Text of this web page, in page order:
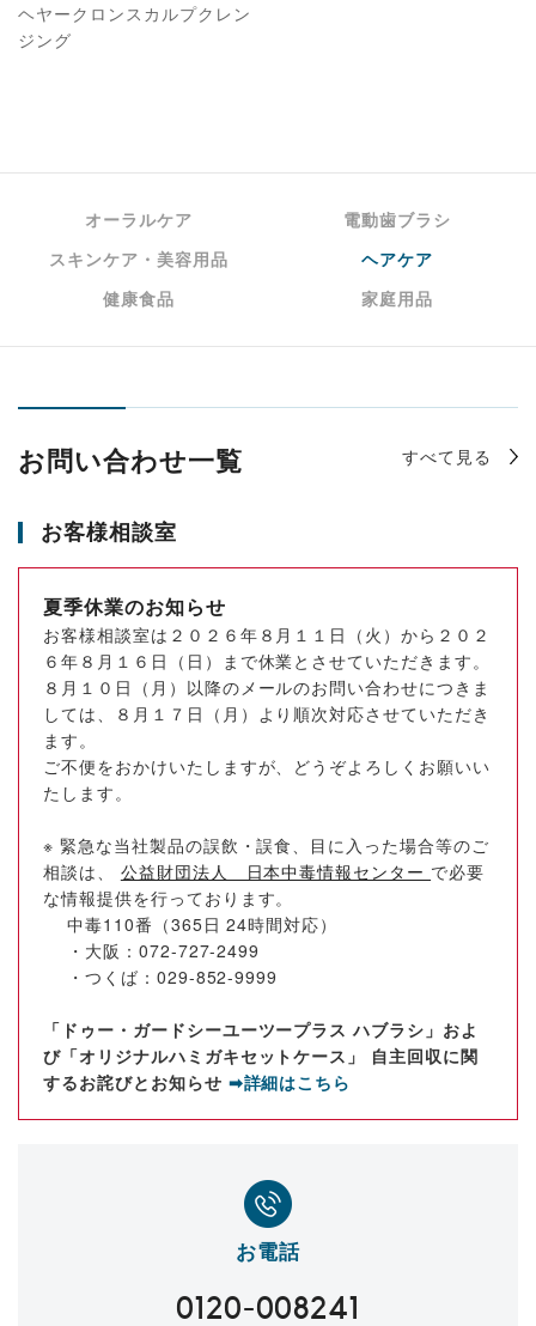
ヘヤークロンスカルプクレン
ジング
オーラルケア 電動歯ブラシ
スキンケア・美容用品 ヘアケア
健康食品 家庭用品
お問い合わせ一覧 すべて見る
お客様相談室
夏季休業のお知らせ
お客様相談室は２０２６年８月１１日（火）から２０２
６年８月１６日（日）まで休業とさせていただきます。
８月１０日（月）以降のメールのお問い合わせにつきま
しては、８月１７日（月）より順次対応させていただき
ます。
ご不便をおかけいたしますが、どうぞよろしくお願いい
たします。
※ 緊急な当社製品の誤飲・誤食、目に入った場合等のご
相談は、 公益財団法人 日本中毒情報センター で必要
な情報提供を行っております。
中毒110番（365日 24時間対応）
・大阪：072-727-2499
・つくば：029-852-9999
「ドゥー・ガードシーユーツープラス ハブラシ」およ
び「オリジナルハミガキセットケース」 自主回収に関
するお詫びとお知らせ ➡詳細はこちら
お電話
0120-008241